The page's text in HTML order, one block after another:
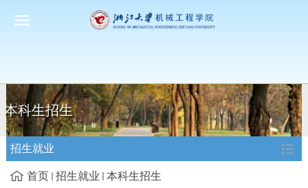
本科生招生
招生就业
首页 招生就业 本科生招生